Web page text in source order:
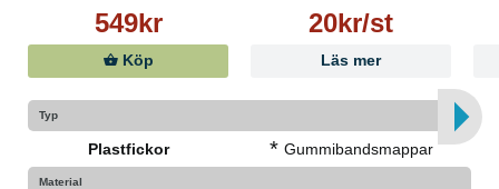
549kr
Köp
20kr/st
Läs mer
Typ
Plastfickor * Gummibandsmappar
Material